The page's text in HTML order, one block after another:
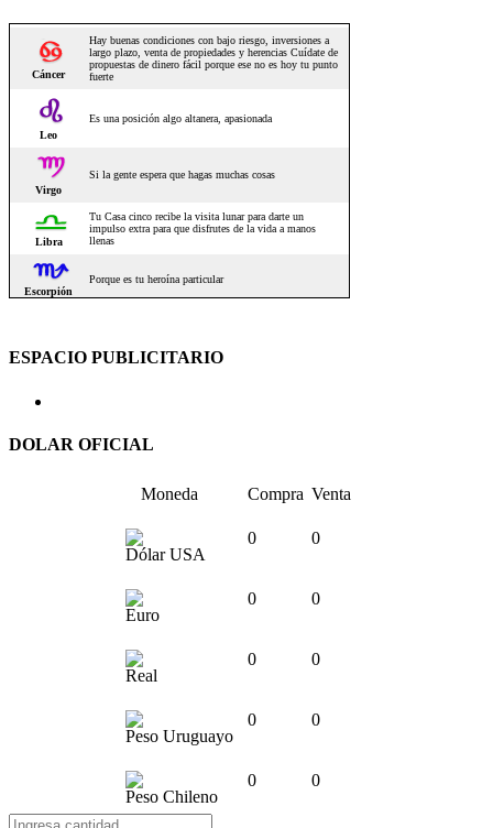
ESPACIO PUBLICITARIO
DOLAR OFICIAL
Moneda Compra Venta
Dólar USA
0 0
Euro
0 0
Real
0 0
Peso Uruguayo
0 0
Peso Chileno
0 0